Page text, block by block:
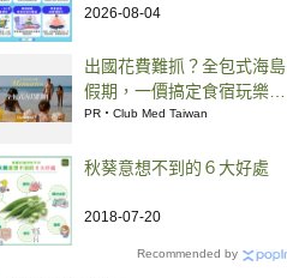
立睡前儀式更容易入眠
2026-08-04
出國花費難抓？全包式海島
假期，一價搞定食宿玩樂，
省錢更省心！
PR・Club Med Taiwan
秋葵意想不到的６大好處
2018-07-20
Recommended by